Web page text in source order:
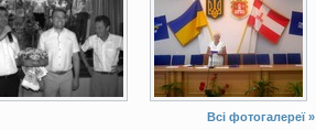
Всі фотогалереї »